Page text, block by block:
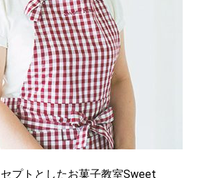
プトとしたお菓子教室Sweet